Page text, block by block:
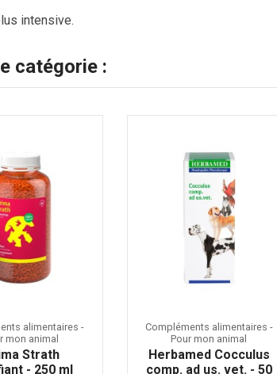
intensive.
catégorie :
alimentaires -
mon animal
Strath
- 250 ml
Compléments alimentaires -
Pour mon animal
Herbamed Cocculus
comp. ad us. vet. - 50